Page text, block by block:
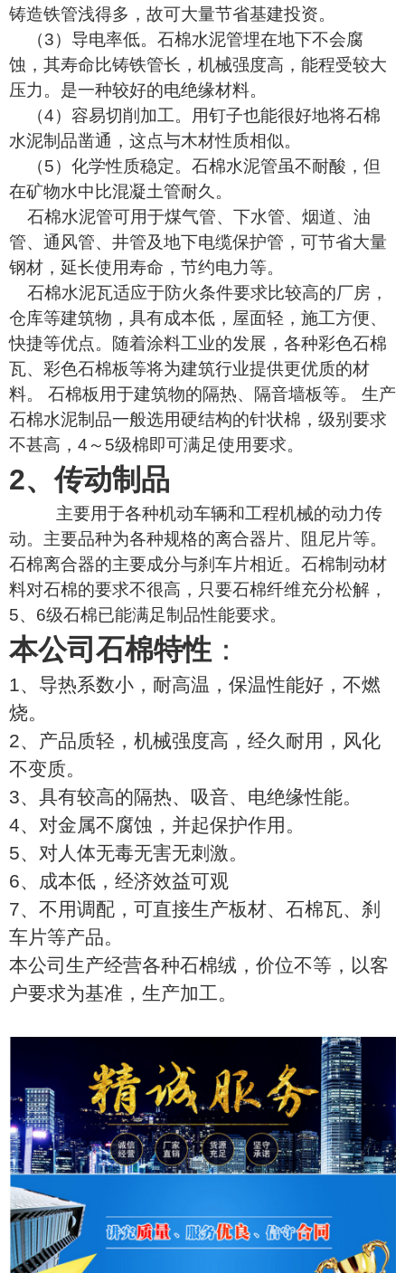
铸造铁管浅得多，故可大量节省基建投资。
（3）导电率低。石棉水泥管埋在地下不会腐
蚀，其寿命比铸铁管长，机械强度高，能程受较大
压力。是一种较好的电绝缘材料。
（4）容易切削加工。用钉子也能很好地将石棉
水泥制品凿通，这点与木材性质相似。
（5）化学性质稳定。石棉水泥管虽不耐酸，但
在矿物水中比混凝土管耐久。
石棉水泥管可用于煤气管、下水管、烟道、油
管、通风管、井管及地下电缆保护管，可节省大量
钢材，延长使用寿命，节约电力等。
石棉水泥瓦适应于防火条件要求比较高的厂房，
仓库等建筑物，具有成本低，屋面轻，施工方便、
快捷等优点。随着涂料工业的发展，各种彩色石棉
瓦、彩色石棉板等将为建筑行业提供更优质的材
料。 石棉板用于建筑物的隔热、隔音墙板等。 生产
石棉水泥制品一般选用硬结构的针状棉，级别要求
不甚高，4～5级棉即可满足使用要求。
2、传动制品
主要用于各种机动车辆和工程机械的动力传
动。主要品种为各种规格的离合器片、阻尼片等。
石棉离合器的主要成分与刹车片相近。石棉制动材
料对石棉的要求不很高，只要石棉纤维充分松解，
5、6级石棉已能满足制品性能要求。
本公司石棉特性：
1、导热系数小，耐高温，保温性能好，不燃
烧。
2、产品质轻，机械强度高，经久耐用，风化
不变质。
3、具有较高的隔热、吸音、电绝缘性能。
4、对金属不腐蚀，并起保护作用。
5、对人体无毒无害无刺激。
6、成本低，经济效益可观
7、不用调配，可直接生产板材、石棉瓦、刹
车片等产品。
本公司生产经营各种石棉绒，价位不等，以客
户要求为基准，生产加工。